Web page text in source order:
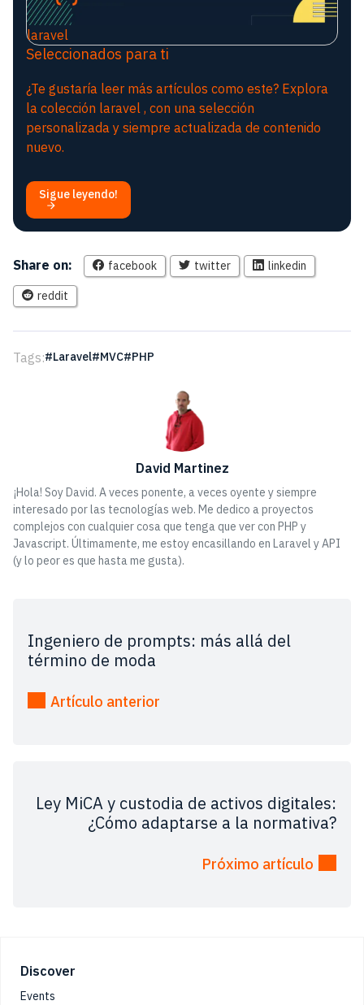
laravel
Seleccionados para ti
¿Te gustaría leer más artículos como este? Explora
la colección laravel , con una selección
personalizada y siempre actualizada de contenido
nuevo.
Sigue leyendo!
Share on: facebook twitter linkedin
reddit
Tags: Laravel MVC PHP
David Martinez
¡Hola! Soy David. A veces ponente, a veces oyente y siempre
interesado por las tecnologías web. Me dedico a proyectos
complejos con cualquier cosa que tenga que ver con PHP y
Javascript. Últimamente, me estoy encasillando en Laravel y API
(y lo peor es que hasta me gusta).
Ingeniero de prompts: más allá del
término de moda
Artículo anterior
Ley MiCA y custodia de activos digitales:
¿Cómo adaptarse a la normativa?
Próximo artículo
Footer
Discover
Events